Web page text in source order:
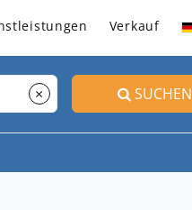
Verkauf
× SUCHEN